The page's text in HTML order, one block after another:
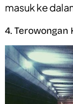
masuk ke
4. Terowongan